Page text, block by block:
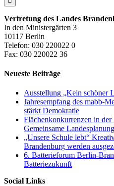
Vertretung des Landes
In den Ministergärten 3
10117 Berlin
Telefon: 030 220022 0
Fax: 030 220022 36
Neueste Beiträge
Ausstellung „Kein schöner
Jahresempfang des mabb-
stärkt Demokratie
Flächenkonkurrenzen in
Gemeinsame Landesplanung
„Unsere Schule lebt“
Brandenburg werden
6. Batterieforum Berlin-
Batteriezukunft
Social Links